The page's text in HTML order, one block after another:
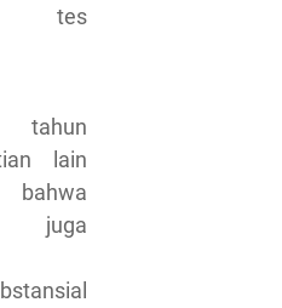
tes
tahun
lain
bahwa
juga